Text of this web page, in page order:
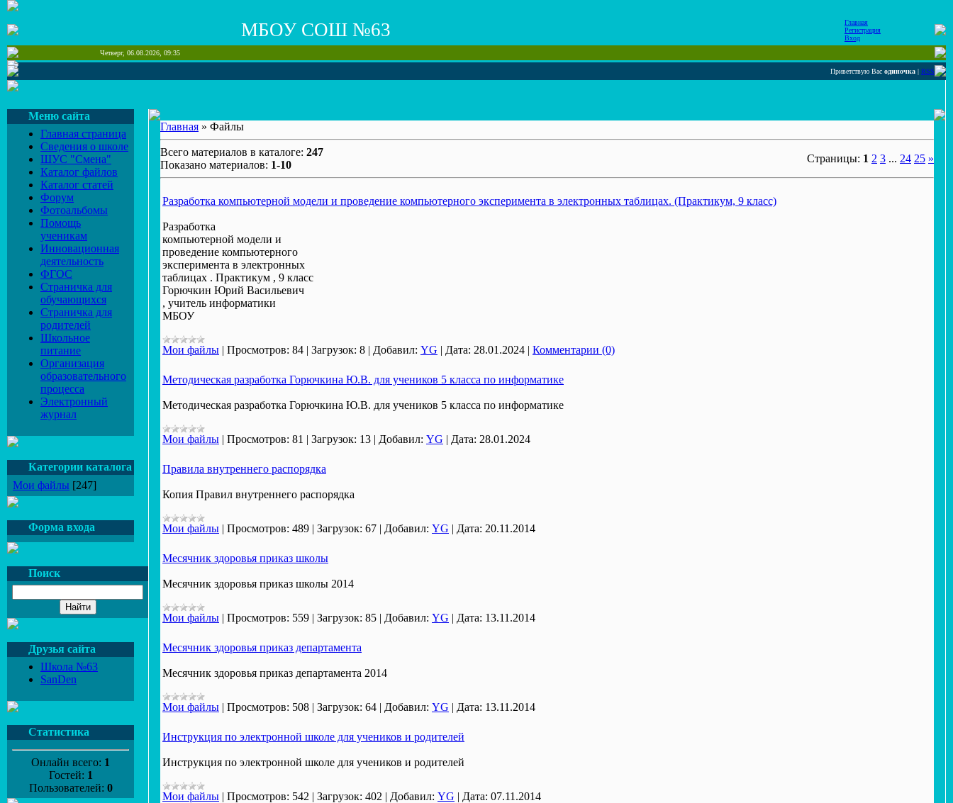
МБОУ СОШ №63
Главная
Регистрация
Вход
Четверг, 06.08.2026, 09:35
Приветствую Вас одиночка | RSS
Меню сайта
Главная страница
Сведения о школе
ШУС "Смена"
Каталог файлов
Каталог статей
Форум
Фотоальбомы
Помощь
ученикам
Инновационная
деятельность
ФГОС
Страничка для
обучающихся
Страничка для
родителей
Школьное
питание
Организация
образовательного
процесса
Электронный
журнал
Категории каталога
Мои файлы [247]
Форма входа
Поиск
Друзья сайта
Школа №63
SanDen
Статистика
Онлайн всего: 1
Гостей: 1
Пользователей: 0
Главная » Файлы
Всего материалов в каталоге: 247
Показано материалов: 1-10
Страницы: 1 2 3 ... 24 25 »
Разработка компьютерной модели и проведение компьютерного эксперимента в электронных таблицах. (Практикум, 9 класс)
Разработка
компьютерной модели и
проведение компьютерного
эксперимента в электронных
таблицах . Практикум , 9 класс
Горючкин Юрий Васильевич
, учитель информатики
МБОУ
Мои файлы | Просмотров: 84 | Загрузок: 8 | Добавил: YG | Дата: 28.01.2024 | Комментарии (0)
Методическая разработка Горючкина Ю.В. для учеников 5 класса по информатике
Методическая разработка Горючкина Ю.В. для учеников 5 класса по информатике
Мои файлы | Просмотров: 81 | Загрузок: 13 | Добавил: YG | Дата: 28.01.2024
Правила внутреннего распорядка
Копия Правил внутреннего распорядка
Мои файлы | Просмотров: 489 | Загрузок: 67 | Добавил: YG | Дата: 20.11.2014
Месячник здоровья приказ школы
Месячник здоровья приказ школы 2014
Мои файлы | Просмотров: 559 | Загрузок: 85 | Добавил: YG | Дата: 13.11.2014
Месячник здоровья приказ департамента
Месячник здоровья приказ департамента 2014
Мои файлы | Просмотров: 508 | Загрузок: 64 | Добавил: YG | Дата: 13.11.2014
Инструкция по электронной школе для учеников и родителей
Инструкция по электронной школе для учеников и родителей
Мои файлы | Просмотров: 542 | Загрузок: 402 | Добавил: YG | Дата: 07.11.2014